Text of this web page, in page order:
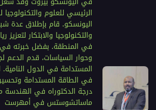
الرئيسي للعلوم
اليونسكو. قام بإطلاق عدة
والتكنولوجيا والابتكار لتعزيز
في المنطقة. بفضل خبرته في
وحوار السياسات، قدم الدعم
المستدامة في الدول
في الطاقة المستدامة
درجة الدكتوراه في الهندسة
ماساتشوستس في أمهرست